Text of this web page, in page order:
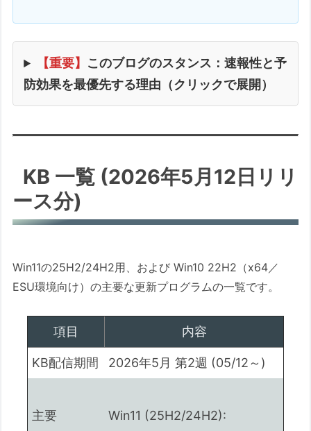
【重要】
このブログのスタンス：速報性と予
防効果を最優先する理由（クリックで展開）
KB 一覧 (2026年5月12日リリ
ース分)
Win11の25H2/24H2用、および Win10 22H2（x64／
ESU環境向け）の主要な更新プログラムの一覧です。
項目 内容
KB配信期間 2026年5月 第2週 (05/12～)
主要
Win11 (25H2/24H2):